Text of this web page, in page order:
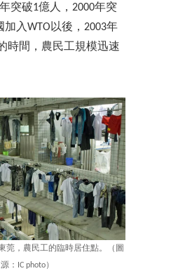
突破1億人，2000年突
入WTO以後，2003年
時間，農民工規模迅速
莞，農民工的臨時居住點。（圖
：IC photo）